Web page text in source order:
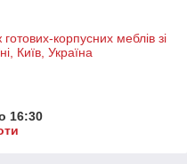
корпусних меблів зі
Київ, Україна
16:30